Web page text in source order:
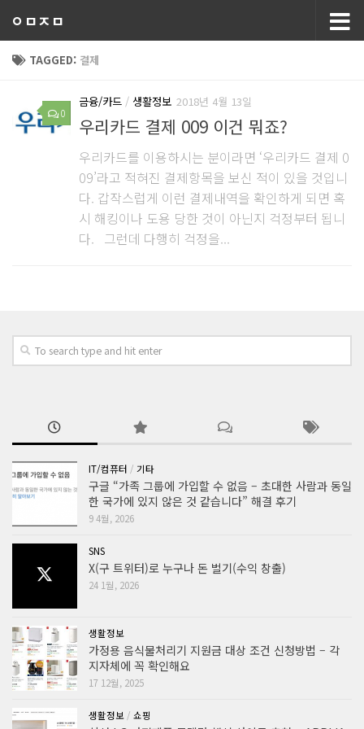
ㅇㅁㅈㅁ
TAGGED: 결제
0
금융/카드 / 생활정보 2018년 4월 13일
우리카드 결제 009 이건 뭐죠?
우리카드를 이용하시는 분이라면 ‘우리카드 결제 0
09’라고 적혀진 결제항목을 보신 적이 있을 것입니
다. 갑작스럽게 이런 결제내역을 확인하게 되면 혹
시 해킹이나 도용 당한 것이 아닌지 걱정부터 됩니
다. 그런데 다행히 걱정을...
IT/컴퓨터 / 기타
구글 “가족 그룹에 가입할 수 없음 – 초대한 사람과 동일
한 국가에 있지 않은 것 같습니다” 해결 후기
9 4월, 2026
SNS
X(구 트위터)로 누구나 돈 벌기(수익 창출)
24 1월, 2026
생활정보
가정용 음식물처리기 지원금 대상 조건 신청방법 – 각
지자체에 꼭 확인해요
17 12월, 2025
생활정보 / 쇼핑